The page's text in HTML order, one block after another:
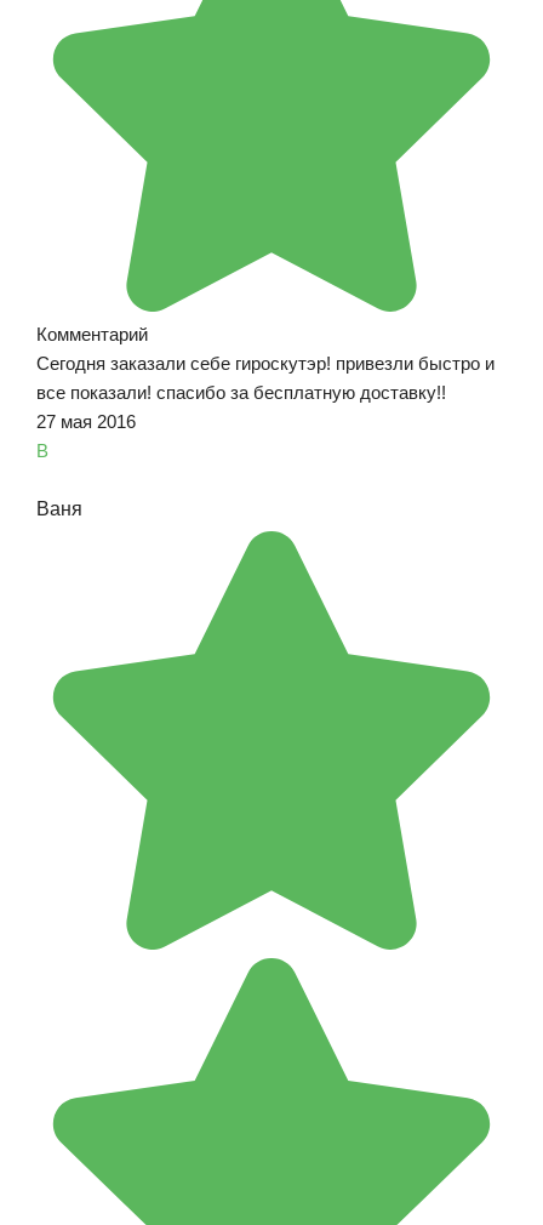
Комментарий
Сегодня заказали себе гироскутэр! привезли быстро и
все показали! спасибо за бесплатную доставку!!
27 мая 2016
В
Ваня